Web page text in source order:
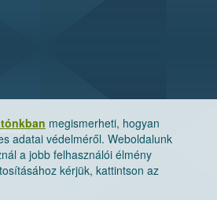
megismerheti, hogyan
adatai védelméről. Weboldalunk
a jobb felhasználói élmény
kérjük, kattintson az